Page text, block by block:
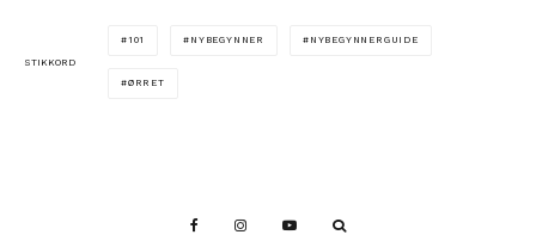
STIKKORD
101 NYBEGYNNER NYBEGYNNERGUIDE
ØRRET